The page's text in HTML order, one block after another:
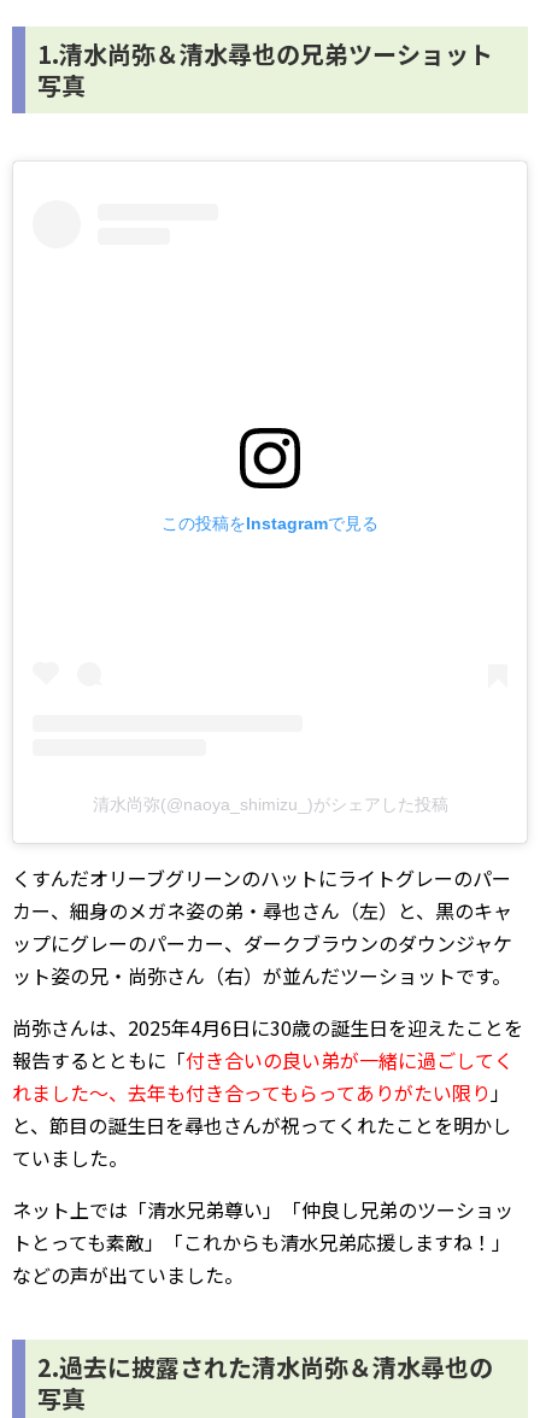
1.清水尚弥＆清水尋也の兄弟ツーショット
写真
この投稿をInstagramで見る
清水尚弥(@naoya_shimizu_)がシェアした投稿
くすんだオリーブグリーンのハットにライトグレーのパー
カー、細身のメガネ姿の弟・尋也さん（左）と、黒のキャ
ップにグレーのパーカー、ダークブラウンのダウンジャケ
ット姿の兄・尚弥さん（右）が並んだツーショットです。
尚弥さんは、2025年4月6日に30歳の誕生日を迎えたことを
報告するとともに「付き合いの良い弟が一緒に過ごしてく
れました～、去年も付き合ってもらってありがたい限り」
と、節目の誕生日を尋也さんが祝ってくれたことを明かし
ていました。
ネット上では「清水兄弟尊い」「仲良し兄弟のツーショッ
トとっても素敵」「これからも清水兄弟応援しますね！」
などの声が出ていました。
2.過去に披露された清水尚弥＆清水尋也の
写真